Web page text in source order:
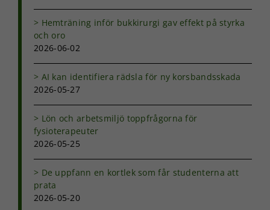
Hemträning inför bukkirurgi gav effekt på styrka
och oro
2026-06-02
AI kan identifiera rädsla för ny korsbandsskada
2026-05-27
Lön och arbetsmiljö toppfrågorna för
fysioterapeuter
2026-05-25
De uppfann en kortlek som får studenterna att
prata
2026-05-20
går inte att
att hemsidan
över huvud
taget ska
kunna
förbättra